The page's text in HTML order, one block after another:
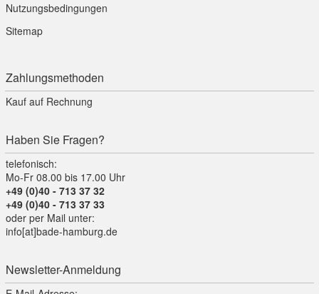
Nutzungsbedingungen
Sitemap
Zahlungsmethoden
Kauf auf Rechnung
Haben Sie Fragen?
telefonisch:
Mo-Fr 08.00 bis 17.00 Uhr
+49 (0)40 - 713 37 32
+49 (0)40 - 713 37 33
oder per Mail unter:
info[at]bade-hamburg.de
Newsletter-Anmeldung